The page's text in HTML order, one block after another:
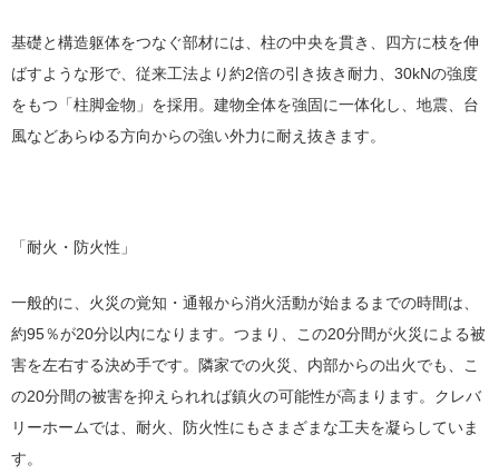
基礎と構造躯体をつなぐ部材には、柱の中央を貫き、四方に枝を伸
ばすような形で、従来工法より約2倍の引き抜き耐力、30kNの強度
をもつ「柱脚金物」を採用。建物全体を強固に一体化し、地震、台
風などあらゆる方向からの強い外力に耐え抜きます。
「耐火・防火性」
一般的に、火災の覚知・通報から消火活動が始まるまでの時間は、
約95％が20分以内になります。つまり、この20分間が火災による被
害を左右する決め手です。隣家での火災、内部からの出火でも、こ
の20分間の被害を抑えられれば鎮火の可能性が高まります。クレバ
リーホームでは、耐火、防火性にもさまざまな工夫を凝らしていま
す。